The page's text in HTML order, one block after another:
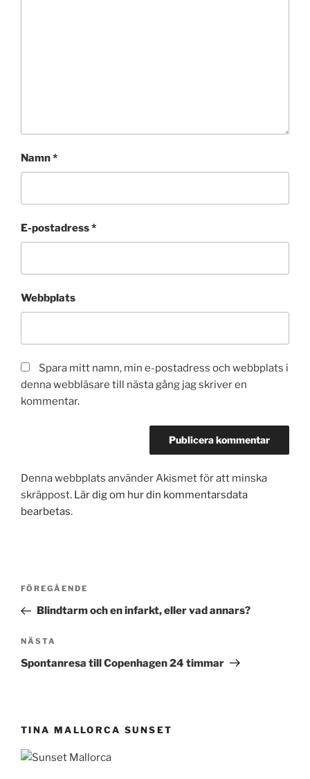
Namn*
E-postadress*
Webbplats
Spara mitt namn, min e-postadress och webbplats i
denna webbläsare till nästa gång jag skriver en
kommentar.
Denna webbplats använder Akismet för att minska
skräppost. Lär dig om hur din kommentarsdata
bearbetas.
Inläggsnavigering
Föregående
inlägg
FÖREGÅENDE
Blindtarm och en infarkt, eller vad annars?
Nästa
inlägg
NÄSTA
Spontanresa till Copenhagen 24 timmar
TINA MALLORCA SUNSET